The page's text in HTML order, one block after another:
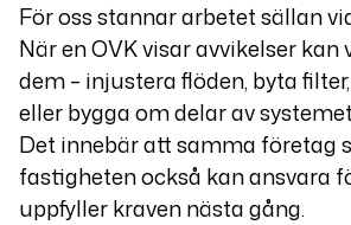
För oss stannar arbetet sällan
När en OVK visar avvikelser
dem – injustera flöden, byta
eller bygga om delar av
Det innebär att samma företag
fastigheten också kan ansvara
uppfyller kraven nästa gång.